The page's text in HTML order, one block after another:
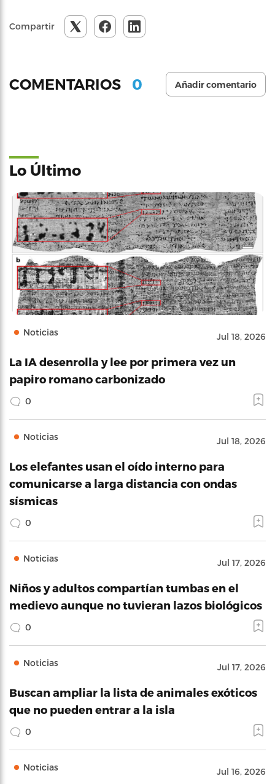
Compartir
COMENTARIOS 0 Añadir comentario
Lo Último
Noticias Jul 18, 2026
La IA desenrolla y lee por primera vez un
papiro romano carbonizado
0
Noticias Jul 18, 2026
Los elefantes usan el oído interno para
comunicarse a larga distancia con ondas
sísmicas
0
Noticias Jul 17, 2026
Niños y adultos compartían tumbas en el
medievo aunque no tuvieran lazos biológicos
0
Noticias Jul 17, 2026
Buscan ampliar la lista de animales exóticos
que no pueden entrar a la isla
0
Noticias Jul 16, 2026